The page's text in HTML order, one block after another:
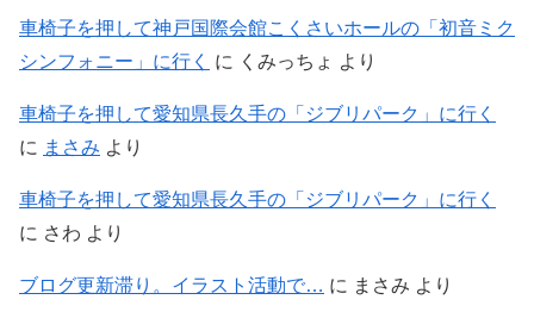
車椅子を押して神戸国際会館こくさいホールの「初音ミク
シンフォニー」に行く
に くみっちょ より
車椅子を押して愛知県長久手の「ジブリパーク」に行く
に まさみ より
車椅子を押して愛知県長久手の「ジブリパーク」に行く
に さわ より
ブログ更新滞り。イラスト活動で… に まさみ より